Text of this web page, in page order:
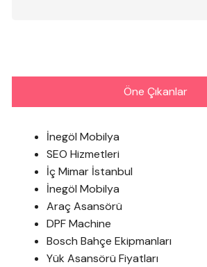
Öne Çıkanlar
İnegöl Mobilya
SEO Hizmetleri
İç Mimar İstanbul
İnegöl Mobilya
Araç Asansörü
DPF Machine
Bosch Bahçe Ekipmanları
Yük Asansörü Fiyatları